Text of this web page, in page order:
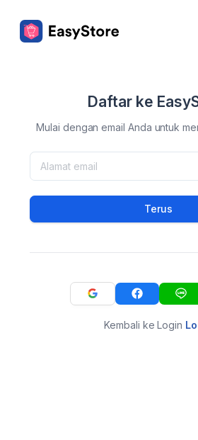
Daftar ke
Mulai dengan email Anda untuk
Terus
Kembali ke Login